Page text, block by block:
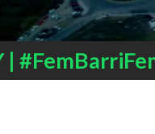
|